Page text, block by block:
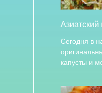
Азиатский
Сегодня в
капусты и